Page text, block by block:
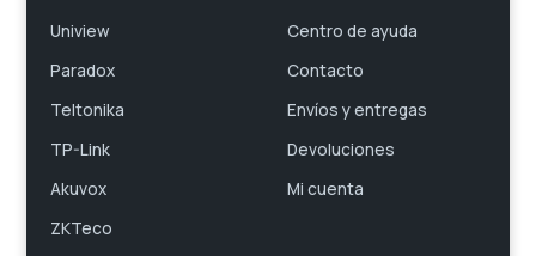
Uniview
Paradox
Teltonika
TP-Link
Akuvox
ZKTeco
Centro de ayuda
Contacto
Envíos y entregas
Devoluciones
Mi cuenta